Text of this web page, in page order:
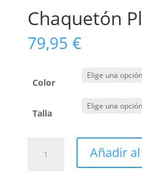
Chaquetón
79,95 €
Color
Talla
Plumas
Añadir